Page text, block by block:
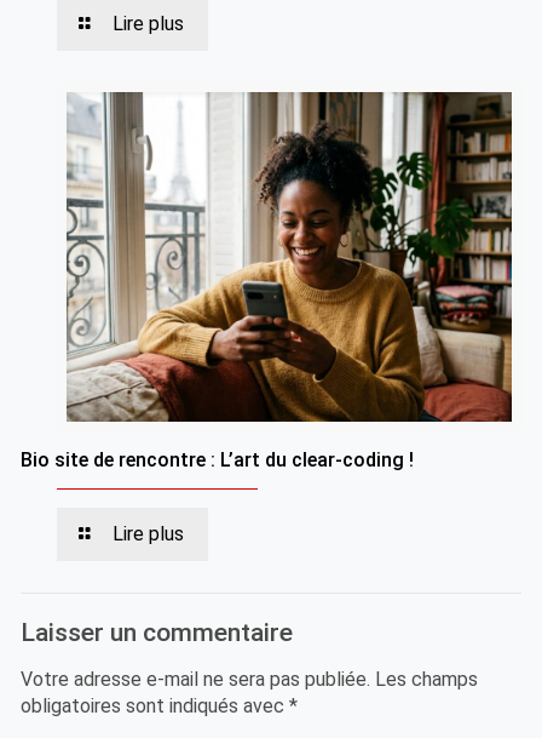
Lire plus
Bio site de rencontre : L’art du clear-coding !
Lire plus
Laisser un commentaire
Votre adresse e-mail ne sera pas publiée. Les champs
obligatoires sont indiqués avec *